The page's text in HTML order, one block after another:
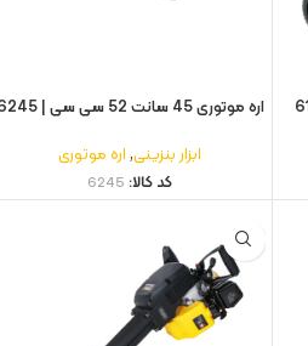
اره موتوری 45 سانت 52 سی سی | 6245
ابزار بنزینی,اره موتوری
کد کالا: 6245